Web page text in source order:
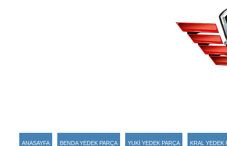
ANASAYFA BENDA YEDEK PARÇA YUKİ YEDEK PARÇA KRAL YEDEK